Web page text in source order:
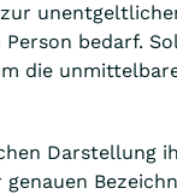
bedarf.
die
Darstellung